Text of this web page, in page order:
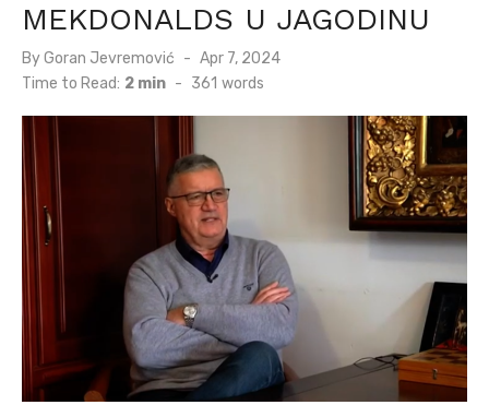
MEKDONALDS U JAGODINU
ByGoran Jevremović
Posted
on
Apr 7, 2024
Time to Read: 2 min - 361 words